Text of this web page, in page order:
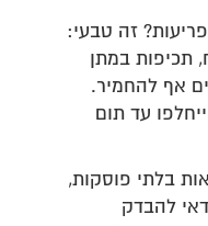
זה טבעי:
תכיפות במתן
אף להחמיר.
עד תום
בלתי פוסקות,
להבדק